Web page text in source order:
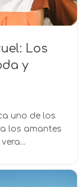
Los
y
uno de los
los amantes